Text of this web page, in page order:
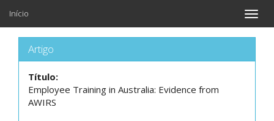
Toggle
Início
Artigo
Título:
Employee Training in Australia: Evidence from
AWIRS